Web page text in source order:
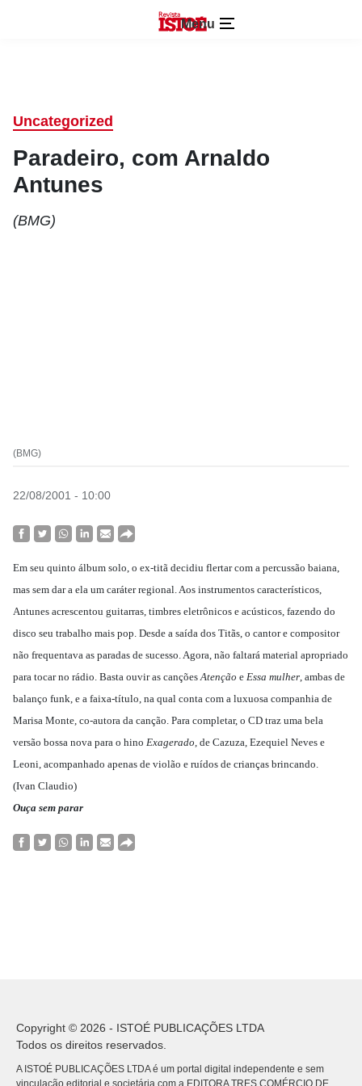
Menu
Uncategorized
Paradeiro, com Arnaldo
Antunes
(BMG)
(BMG)
22/08/2001 - 10:00
Em seu quinto álbum solo, o ex-titã decidiu flertar com a percussão baiana,
mas sem dar a ela um caráter regional. Aos instrumentos característicos,
Antunes acrescentou guitarras, timbres eletrônicos e acústicos, fazendo do
disco seu trabalho mais pop. Desde a saída dos Titãs, o cantor e compositor
não frequentava as paradas de sucesso. Agora, não faltará material apropriado
para tocar no rádio. Basta ouvir as cançõesAtenção e Essa mulher, ambas de
balanço funk, e a faixa-título, na qual conta com a luxuosa companhia de
Marisa Monte, co-autora da canção. Para completar, o CD traz uma bela
versão bossa nova para o hino Exagerado, de Cazuza, Ezequiel Neves e
Leoni, acompanhado apenas de violão e ruídos de crianças brincando.
(Ivan Claudio)
Ouça sem parar
Copyright © 2026 - ISTOÉ PUBLICAÇÕES LTDA
Todos os direitos reservados.
A ISTOÉ PUBLICAÇÕES LTDA é um portal digital independente e sem
vinculação editorial e societária com a EDITORA TRES COMÉRCIO DE